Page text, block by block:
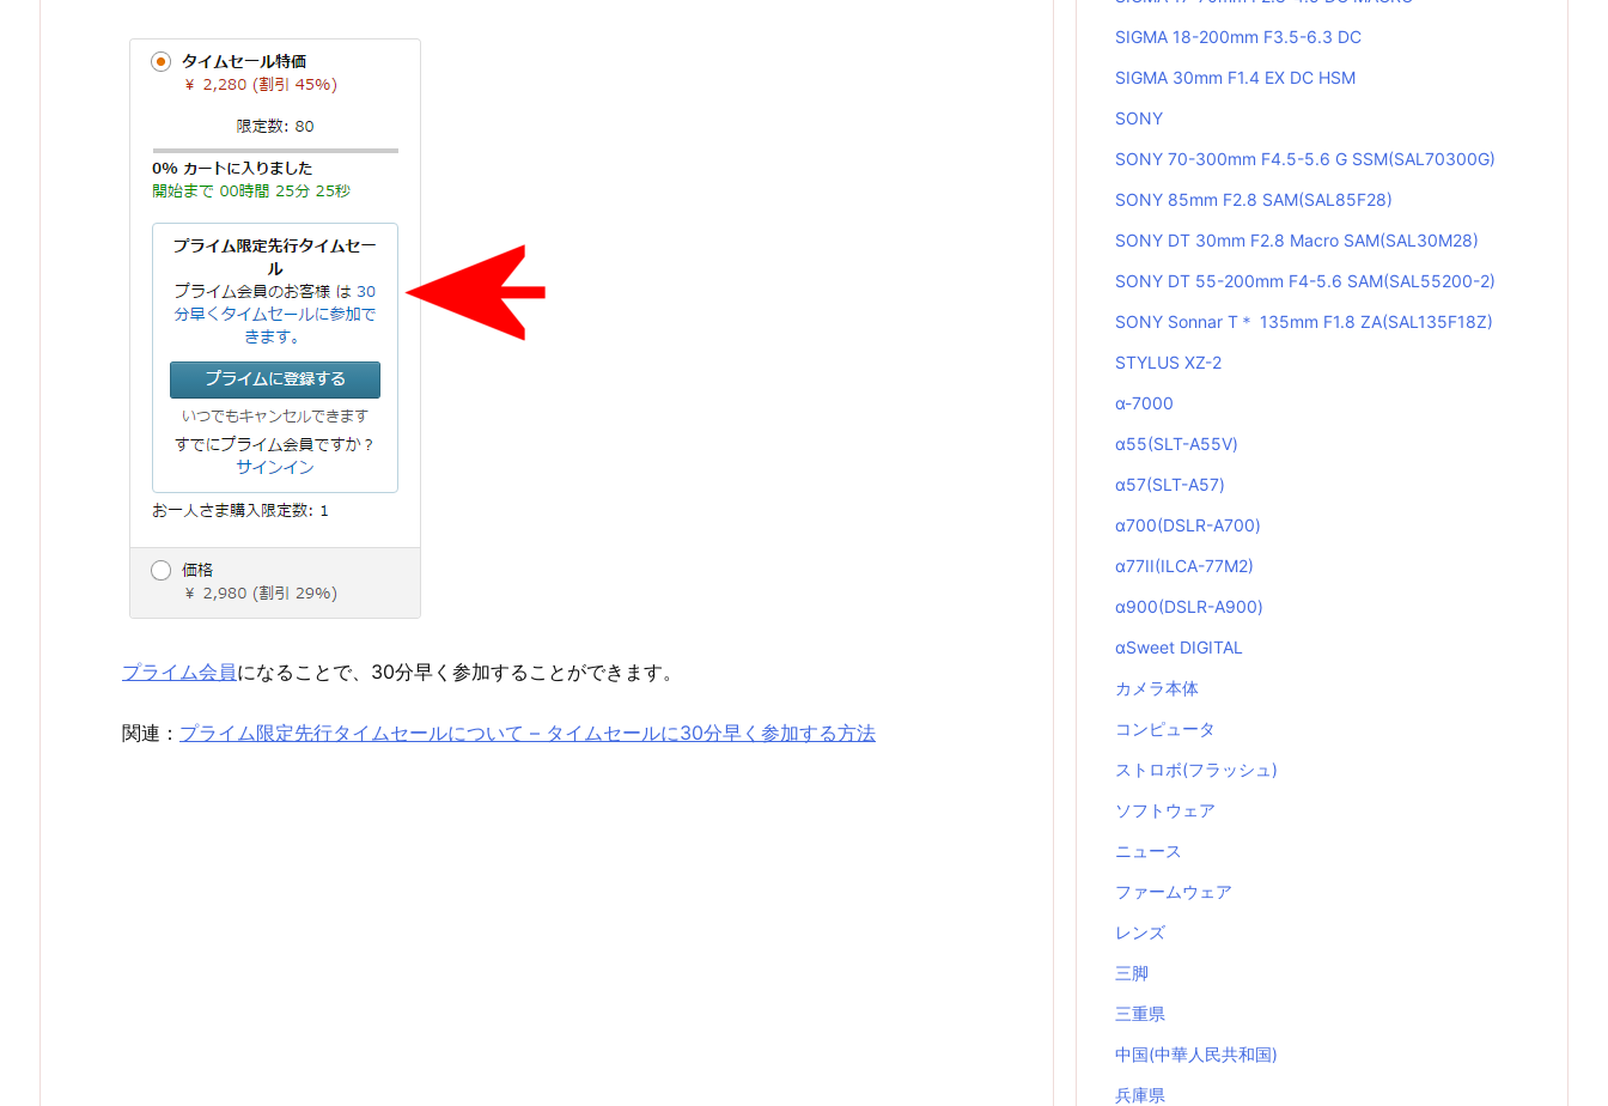
プライム会員になることで、30分早く参加することができます。
関連： プライム限定先行タイムセールについて – タイムセールに30分早く参加する方法
SIGMA 18-200mm F3.5-6.3 DC
SIGMA 30mm F1.4 EX DC HSM
SONY
SONY 70-300mm F4.5-5.6 G SSM(SAL70300G)
SONY 85mm F2.8 SAM(SAL85F28)
SONY DT 30mm F2.8 Macro SAM(SAL30M28)
SONY DT 55-200mm F4-5.6 SAM(SAL55200-2)
SONY Sonnar T＊ 135mm F1.8 ZA(SAL135F18Z)
STYLUS XZ-2
α-7000
α55(SLT-A55V)
α57(SLT-A57)
α700(DSLR-A700)
α77II(ILCA-77M2)
α900(DSLR-A900)
αSweet DIGITAL
カメラ本体
コンピュータ
ストロボ(フラッシュ)
ソフトウェア
ニュース
ファームウェア
レンズ
三脚
三重県
中国(中華人民共和国)
兵庫県